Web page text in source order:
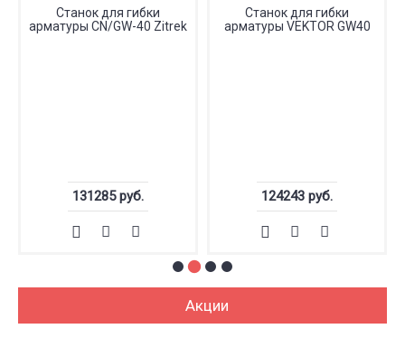
Станок для гибки
арматуры CN/GW-40 Zitrek
131285 руб.
Станок для гибки
арматуры VEKTOR GW40
124243 руб.
Акции